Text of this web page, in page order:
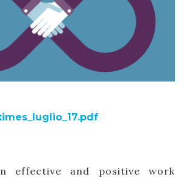
effective and positive work